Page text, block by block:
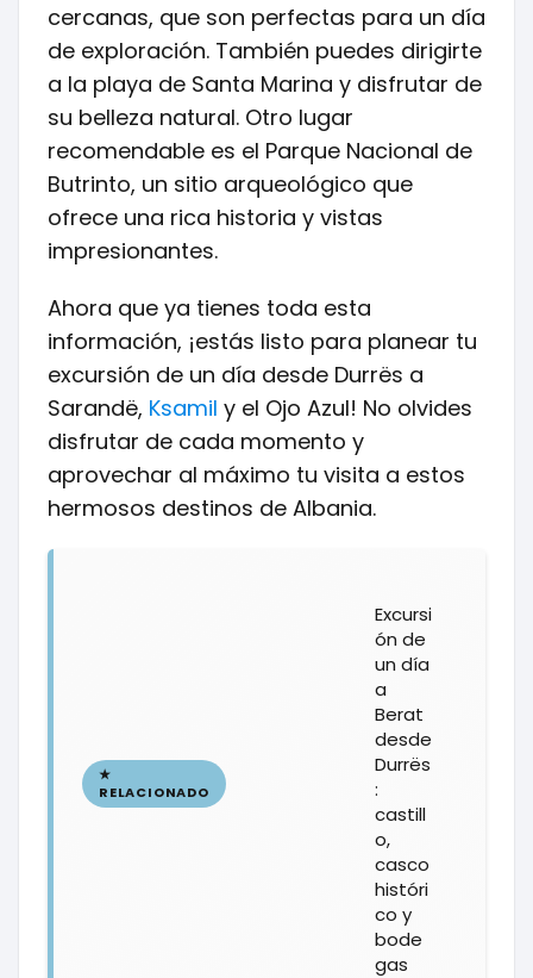
cercanas, que son perfectas para un día
de exploración. También puedes dirigirte
a la playa de Santa Marina y disfrutar de
su belleza natural. Otro lugar
recomendable es el Parque Nacional de
Butrinto, un sitio arqueológico que
ofrece una rica historia y vistas
impresionantes.
Ahora que ya tienes toda esta
información, ¡estás listo para planear tu
excursión de un día desde Durrës a
Sarandë, Ksamil y el Ojo Azul! No olvides
disfrutar de cada momento y
aprovechar al máximo tu visita a estos
hermosos destinos de Albania.
Excursi
ón de
un día
a
Berat
desde
Durrës
:
castill
o,
casco
históri
co y
bode
gas